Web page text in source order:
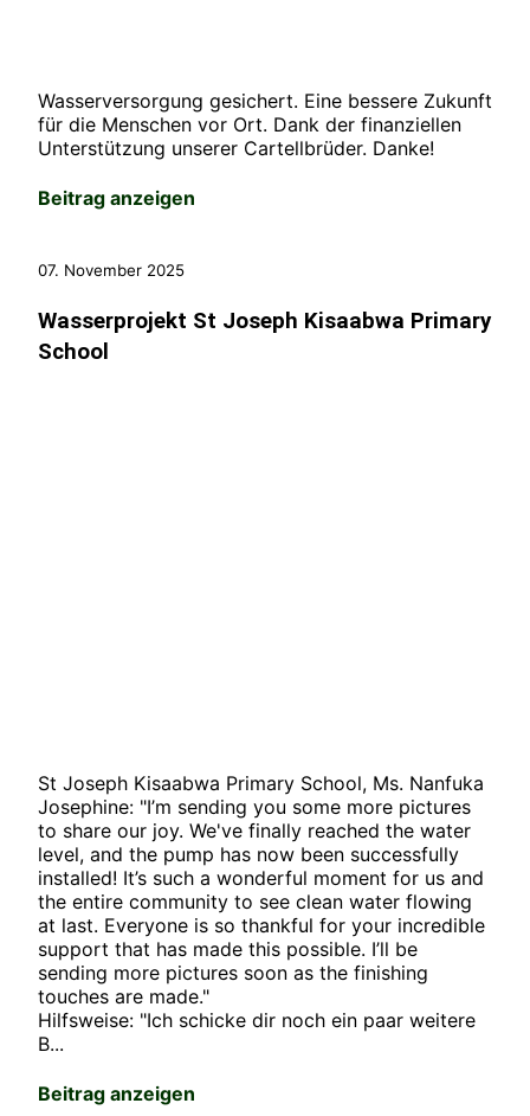
Wasserversorgung gesichert. Eine bessere Zukunft
für die Menschen vor Ort. Dank der finanziellen
Unterstützung unserer Cartellbrüder. Danke!
Beitrag anzeigen
07. November 2025
Wasserprojekt St Joseph Kisaabwa Primary
School
St Joseph Kisaabwa Primary School, Ms. Nanfuka
Josephine: "I’m sending you some more pictures
to share our joy. We've finally reached the water
level, and the pump has now been successfully
installed! It’s such a wonderful moment for us and
the entire community to see clean water flowing
at last. Everyone is so thankful for your incredible
support that has made this possible. I’ll be
sending more pictures soon as the finishing
touches are made."
Hilfsweise: "Ich schicke dir noch ein paar weitere
B...
Beitrag anzeigen